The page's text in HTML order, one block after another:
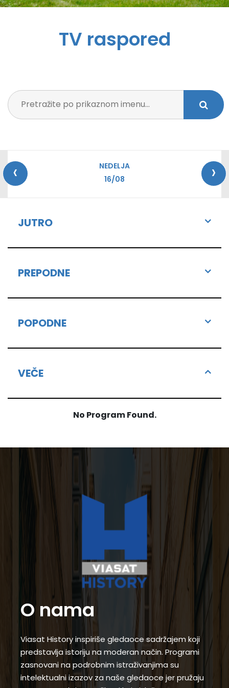
TV raspored
NEDELJA
16/08
‹ ›
JUTRO
PREPODNE
POPODNE
VEČE
No Program Found.
O nama
Viasat History inspiriše gledaoce sadržajem koji
predstavlja istoriju na moderan način. Programi
zasnovani na podrobnim istraživanjima su
intelektualni izazov za naše gledaoce jer pružaju